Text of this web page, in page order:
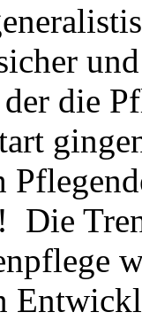
die
Die